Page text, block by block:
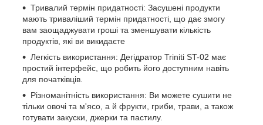
Тривалий термін придатності: Засушені продукти
мають триваліший термін придатності, що дає змогу
вам заощаджувати гроші та зменшувати кількість
продуктів, які ви викидаєте
Легкість використання: Дегідратор Triniti ST-02 має
простий інтерфейс, що робить його доступним навіть
для початківців.
Різноманітність використання: Ви можете сушити не
тільки овочі та м'ясо, а й фрукти, гриби, трави, а також
готувати закуски, джерки та пастилу.